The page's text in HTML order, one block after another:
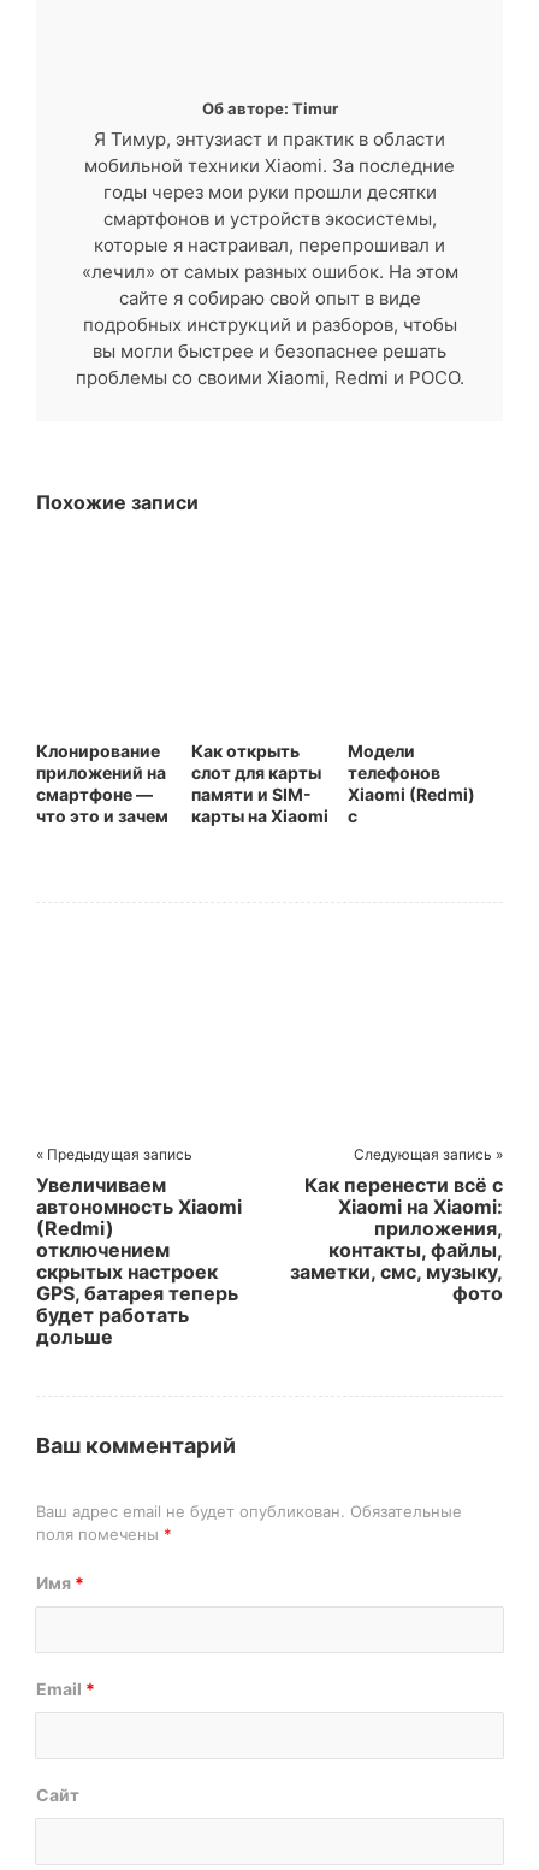
Об авторе: Timur
Я Тимур, энтузиаст и практик в области
мобильной техники Xiaomi. За последние
годы через мои руки прошли десятки
смартфонов и устройств экосистемы,
которые я настраивал, перепрошивал и
«лечил» от самых разных ошибок. На этом
сайте я собираю свой опыт в виде
подробных инструкций и разборов, чтобы
вы могли быстрее и безопаснее решать
проблемы со своими Xiaomi, Redmi и POCO.
Похожие записи
Клонирование
приложений на
смартфоне —
что это и зачем
Как открыть
слот для карты
памяти и SIM-
карты на Xiaomi
Модели
телефонов
Xiaomi (Redmi)
с
« Предыдущая запись
Увеличиваем
автономность Xiaomi
(Redmi)
отключением
скрытых настроек
GPS, батарея теперь
будет работать
дольше
Следующая запись »
Как перенести всё с
Xiaomi на Xiaomi:
приложения,
контакты, файлы,
заметки, смс, музыку,
фото
Ваш комментарий
Ваш адрес email не будет опубликован. Обязательные
поля помечены *
Имя *
Email *
Сайт